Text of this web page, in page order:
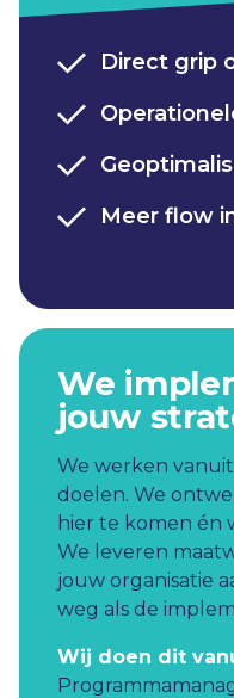
Direct grip
Meer flow
We
jouw
We werken
doelen. We
hier te komen én
We leveren
jouw organisatie
weg als de
Wij doen dit